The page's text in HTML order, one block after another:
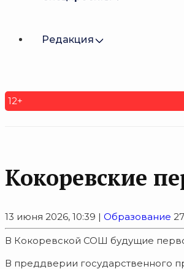
Редакция
12+
Кокоревские
13 июня 2026, 10:39 | Образование
В Кокоревской СОШ будущие
В преддверии государственного